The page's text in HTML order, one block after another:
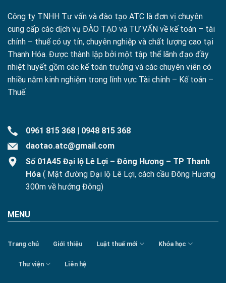
Công ty TNHH Tư vấn và đào tạo ATC là đơn vị chuyên
cung cấp các dịch vụ ĐÀO TẠO và TƯ VẤN về kế toán – tài
chính – thuế có uy tín, chuyên nghiệp và chất lượng cao tại
Thanh Hóa. Được thành lập bởi một tập thể lãnh đạo đầy
nhiệt huyết gồm các kế toán trưởng và các chuyên viên có
nhiều năm kinh nghiệm trong lĩnh vực Tài chính – Kế toán –
Thuế.
0961 815 368
0948 815 368
daotao.atc@gmail.com
Số 01A45 Đại lộ Lê Lợi – Đông Hương – TP Thanh
Hóa ( Mặt đường Đại lộ Lê Lợi, cách cầu Đông Hương
300m về hướng Đông)
MENU
Trang chủ Giới thiệu Luật thuế mới Khóa học
Thư viện Liên hệ